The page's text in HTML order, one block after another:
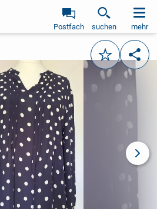
Postfach suchen mehr
Merken